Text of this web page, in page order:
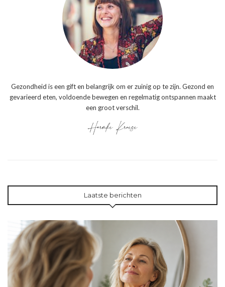
Gezondheid is een gift en belangrijk om er zuinig op te zijn. Gezond en
gevarieerd eten, voldoende bewegen en regelmatig ontspannen maakt
een groot verschil.
Laatste berichten